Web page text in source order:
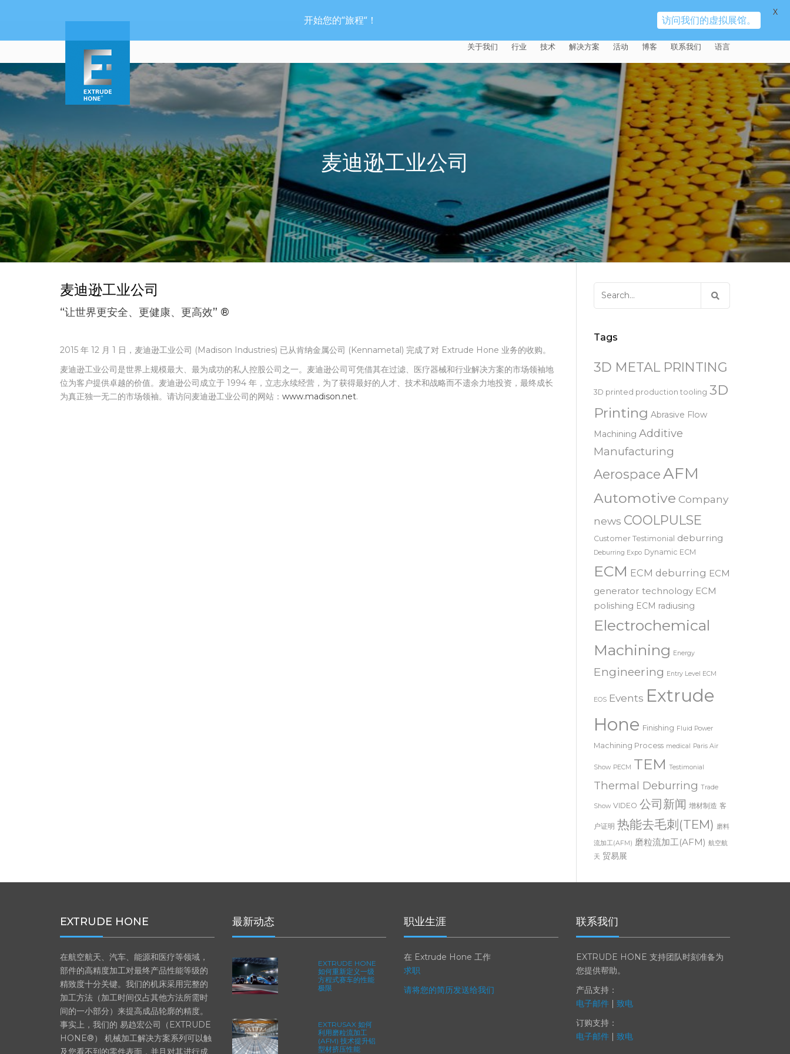
关于我们
EXTRUDE HONE®
易趋宏 (EXTRUDE HONE)（上海）
有限公司 – 中国
易趋宏 (EXTRUDE HONE) K.K.
MISATO – 日本
易趋宏 (EXTRUDE HONE) INDIA
PVT LDT- 印度
易趋宏 (EXTRUDE HONE) LLC –
IRWIN PA – 美国
RIVERSIDE – CALIFORNIA – 美国
易趋宏 (EXTRUDE HONE)
– 美国
易趋宏 (EXTRUDE HONE) MILTON
KEYNES – 英国
易趋宏 (EXTRUDE HONE)
HOLZGUNZ- 德 国
易趋宏 (EXTRUDE HONE) –
易趋宏 (EXTRUDE HONE) – ITALIA
麦迪逊工业公司
行业
汽车
航天航空
封闭式叶轮精加工
医疗器械精加工 膝关节植入物
脊柱植入物
色谱管
模具挤压 铝型材挤出
塑料挤出模具
流体动力 流体阀组件去毛刺
技术
AFM（磨粒流加工）
MICROFLOW
TEM（热能加工）
ECM（电解加工）
动态电解加工
去毛刺
解决方案
固定设备
签约门店
售后市场
磨料
阴极
工程设计
件提供最佳解
来自于EXTRUDE HONE公司的机床
活动 博客 联系我们
全球销售团队
全球代理商
语言
英语
法文
德语
意大利文
日本
抛光
麦迪逊工业公司
麦迪逊工业公司
2015 年 12 月 1 日，麦迪逊工业公司 (Madison Industries) 已从肯纳金属公司 (Kennametal) 完成了对 Extrude Hone 业务的收购。
麦迪逊工业公司是世界上规模最大、最为成功的私人控股公司之一。麦迪逊公司可凭借其在过滤、医疗器械和行业解决方案的市场领袖地
位为客户提供卓越的价值。麦迪逊公司成立于 1994 年，立志永续经营，为了获得最好的人才、技术和战略而不遗余力地投资，最终成长
Search
3D METAL PRINTING
3D printed production tooling
Printing Abrasive Flow
Machining Additive
Manufacturing
Aerospace AFM
Automotive
Company
newsCOOLPULSE
Customer Testimonial deburring
Deburring Expo Dynamic ECM
ECM ECM deburring ECM
generator technology
polishing ECM radiusing
Electrochemical
Machining Energy
Engineering Entry Level ECM
EOS
Hone Finishing Fluid Power
Machining Process medical Paris Air
Show PECM TEM Testimonial
Thermal Deburring Trade
Show VIDEO 公司新闻 增材制造 客
户证明 热能去毛刺(TEM) 磨料
流加工(AFM)
EXTRUDE HONE
在航空航天、汽车、能源和医疗等领域，
部件的高精度加工对最终产品性能等级的
精致度十分关键。我们的机床采用完整的
加工方法（加工时间仅占其他方法所需时
间的一小部分）来提高成品轮廓的精度。
事实上，我们的 易趋宏公司（EXTRUDE
最新动态
EXTRUDE HONE
如何重新定义一级
EXTRUSAX 如何
利用磨粒流加工
职业生涯
在 Extrude Hone 工作
求职
联系我们
EXTRUDE HONE 支持团队时刻准备为
您提供帮助。
产品支持：
电子邮件|
订购支持：
开始您的“旅程“！ 访问我们的虚拟展馆。
X